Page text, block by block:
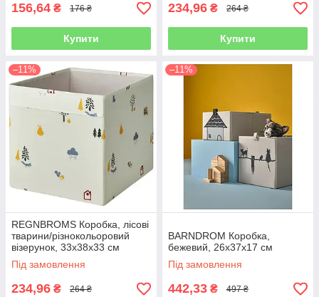
156,64 ₴ 176 ₴
Купити
234,96 ₴ 264 ₴
Купити
–11%
REGNBROMS Коробка, лісові
тварини/різнокольоровий
візерунок, 33x38x33 см
Під замовлення
234,96 ₴ 264 ₴
–11%
BARNDROM Коробка,
бежевий, 26x37x17 см
Під замовлення
442,33 ₴ 497 ₴